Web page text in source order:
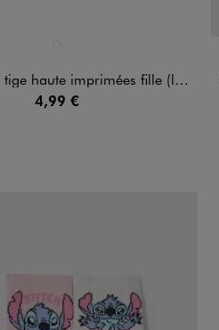
haute imprimées fille (lot de 3 paires)
4,99 €